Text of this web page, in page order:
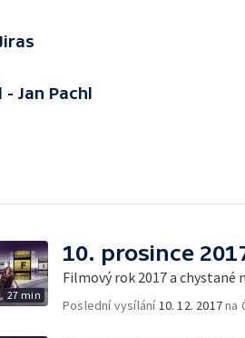
Jan Pachl
27 min
10. prosince
Filmový rok 2017 a
Poslední vysílání10. 12. 2017na